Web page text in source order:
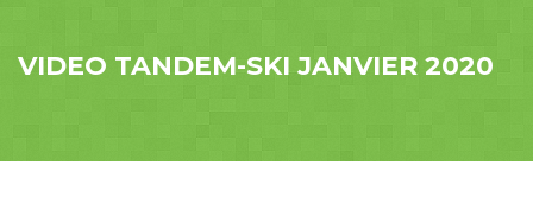
VIDEO TANDEM-SKI JANVIER 2020